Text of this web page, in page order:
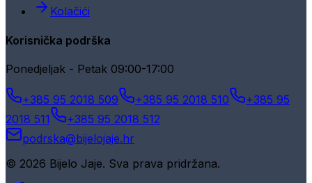
Kolačići
Korisnička podrška
Ponedjeljak - Petak 09:00-17:00
+385 95 2018 509 +385 95 2018 510
+385 95
2018 511
+385 95 2018 512
podrska@bijelojaje.hr
© 2026 Bijelo Jaje. Sva prava pridržana.